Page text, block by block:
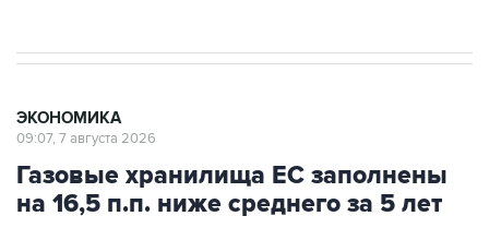
Газовые хранилища ЕС заполнены
на 16,5 п.п. ниже среднего за 5 лет
Москва. 7 августа. INTERFAX.RU - Запасы газа в